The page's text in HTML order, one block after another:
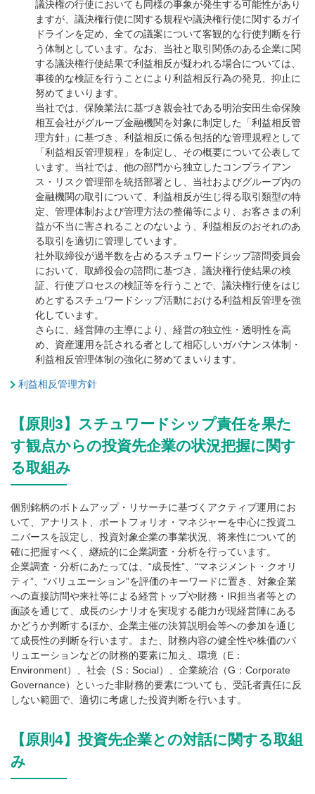
議決権の行使においても同様の事象が発生する可能性があり
ますが、議決権行使に関する規程や議決権行使に関するガイ
ドラインを定め、全ての議案について客観的な行使判断を行
う体制としています。なお、当社と取引関係のある企業に関
する議決権行使結果で利益相反が疑われる場合については、
事後的な検証を行うことにより利益相反行為の発見、抑止に
努めてまいります。
当社では、保険業法に基づき親会社である明治安田生命保険
相互会社がグループ金融機関を対象に制定した「利益相反管
理方針」に基づき、利益相反に係る包括的な管理規程として
「利益相反管理規程」を制定し、その概要について公表して
います。当社では、他の部門から独立したコンプライアン
ス・リスク管理部を統括部署とし、当社およびグループ内の
金融機関の取引について、利益相反が生じ得る取引類型の特
定、管理体制および管理方法の整備等により、お客さまの利
益が不当に害されることのないよう、利益相反のおそれのあ
る取引を適切に管理しています。
社外取締役が過半数を占めるスチュワードシップ諮問委員会
において、取締役会の諮問に基づき、議決権行使結果の検
証、行使プロセスの検証等を行うことで、議決権行使をはじ
めとするスチュワードシップ活動における利益相反管理を強
化しています。
さらに、経営陣の主導により、経営の独立性・透明性を高
め、資産運用を託される者として相応しいガバナンス体制・
利益相反管理体制の強化に努めてまいります。
利益相反管理方針
【原則3】スチュワードシップ責任を果た
す観点からの投資先企業の状況把握に関す
る取組み
個別銘柄のボトムアップ・リサーチに基づくアクティブ運用にお
いて、アナリスト、ポートフォリオ・マネジャーを中心に投資ユ
ニバースを設定し、投資対象企業の事業状況、将来性について的
確に把握すべく、継続的に企業調査・分析を行っています。
企業調査・分析にあたっては、“成長性”、“マネジメント・クオリ
ティ”、“バリュエーション”を評価のキーワードに置き、対象企業
への直接訪問や来社等による経営トップや財務・IR担当者等との
面談を通じて、成長のシナリオを実現する能力が現経営陣にある
かどうか判断するほか、企業主催の決算説明会等への参加を通じ
て成長性の判断を行います。また、財務内容の健全性や株価のバ
リュエーションなどの財務的要素に加え、環境（E：
Environment）、社会（S：Social）、企業統治（G：Corporate
Governance）といった非財務的要素についても、受託者責任に反
しない範囲で、適切に考慮した投資判断を行います。
【原則4】投資先企業との対話に関する取組
み